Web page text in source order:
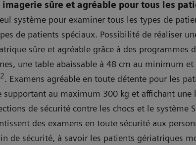
imagerie sûre et agréable pour tous les
système pour examiner tous les types de
de patients spéciaux. Possibilité de réaliser
sûre et agréable grâce à des programmes
une table abaissable à 48 cm au minimum et
2. Examens agréable en toute détente pour les
supportant au maximum 300 kg et affichant une
de sécurité contre les chocs et le système
des examens en toute sécurité aux
de sécurité, à savoir les patients gériatriques